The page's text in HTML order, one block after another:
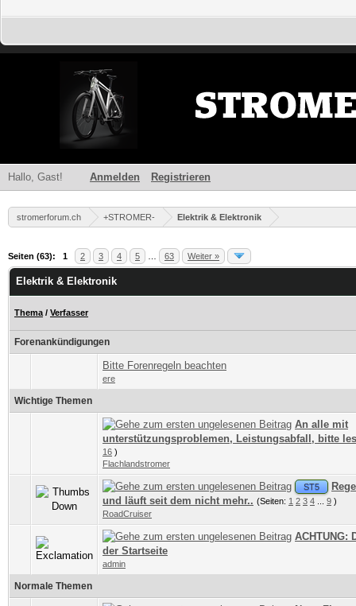
Hallo, Gast! Anmelden Registrieren
stromerforum.ch +STROMER- Elektrik & Elektronik
Seiten (63): 1 2 3 4 5 63 Weiter »
Elektrik & Elektronik
Thema / Verfasser
Forenankündigungen
Bitte Forenregeln beachten
ere
Wichtige Themen
An alle mit
unterstützungsproblemen, Leistungsabfall, bitte
16 )
Flachlandstromer
4 Bewertung(en) - 3.75 von 5 durchschnittlich
12345
ST5
und läuft seit dem nicht mehr.. (Seiten: 1 2 3 4 9 )
RoadCruiser
0 Bewertung(en) - 0 von 5 durchschnittlich
1234 5
ACHTUNG:
der Startseite
admin
0 Bewertung(en) - 0 von 5 durchschnittlich
Normale Themen